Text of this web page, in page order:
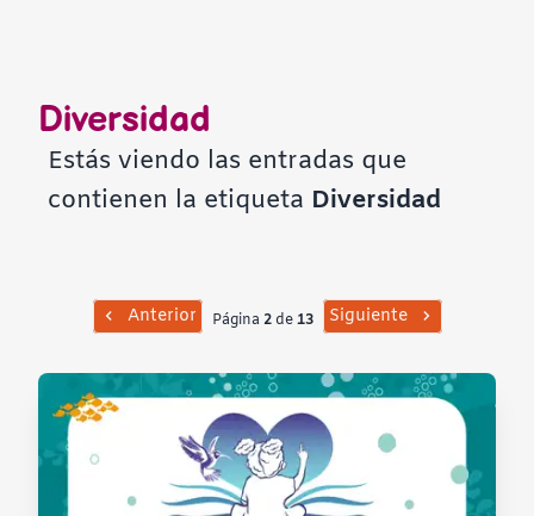
Diversidad
Estás viendo las entradas que
contienen la etiqueta Diversidad
Anterior Página 2de13 Siguiente
Alto contraste
Fondo claro
Subrayar enlaces
Fuente legible